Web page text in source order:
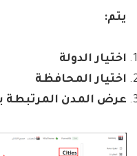
يتم:
اختيار الدولة
اختيار المحافظة
عرض المدن المرتبطة